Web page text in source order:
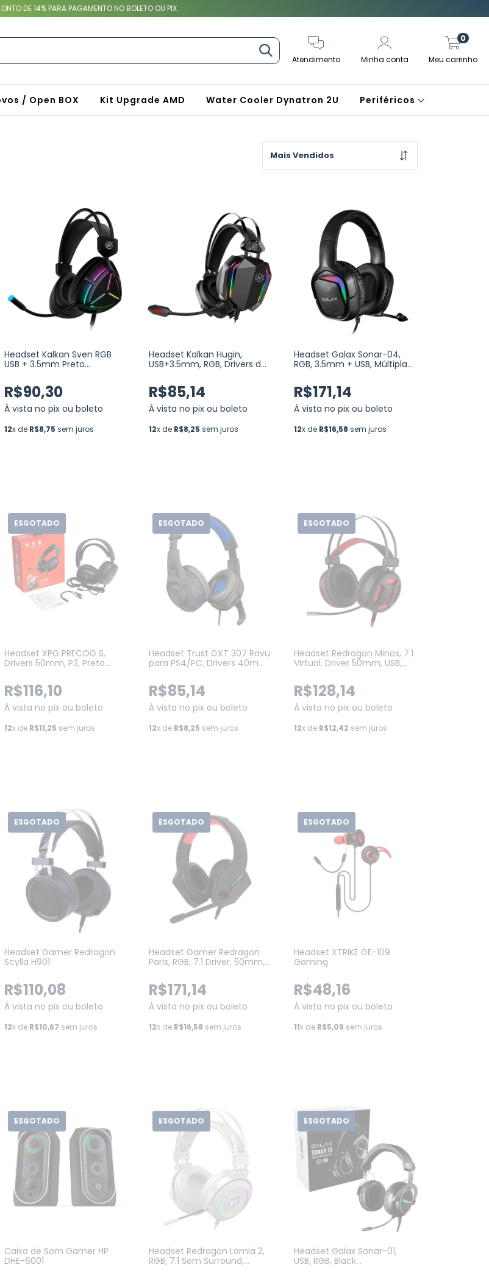
DE 14% PARA PAGAMENTO NO BOLETO OU PIX
Atendimento Minha conta Meu carrinho
0
/ Open BOX Kit Upgrade AMD Water Cooler Dynatron 2U Periféricos
Headset Kalkan Sven RGB
USB + 3.5mm Preto
R$90,30
Á vista no pix ou boleto
12x de R$8,75 sem juros
Headset Kalkan Hugin,
USB+3.5mm, RGB, Drivers de
R$85,14
Á vista no pix ou boleto
12x de R$8,25 sem juros
Headset Galax Sonar-04,
RGB, 3.5mm + USB, Múltiplas
(HGS045CSRGBB0)
R$171,14
Á vista no pix ou boleto
12x de R$16,58 sem juros
ESGOTADO
Headset XPG PRECOG S,
Drivers 50mm, P3, Preto
R$116,10
Á vista no pix ou boleto
12x de R$11,25 sem juros
ESGOTADO
Headset Trust GXT 307 Ravu
para PS4/PC, Drivers 40mm,
R$85,14
Á vista no pix ou boleto
12x de R$8,25 sem juros
ESGOTADO
Headset Redragon Minos, 7.1
Virtual, Driver 50mm, USB,
R$128,14
Á vista no pix ou boleto
12x de R$12,42 sem juros
ESGOTADO
Headset Gamer Redragon
Scylla H901
R$110,08
Á vista no pix ou boleto
12x de R$10,67 sem juros
ESGOTADO
Headset Gamer Redragon
Paris, RGB, 7.1 Driver, 50mm,
R$171,14
Á vista no pix ou boleto
12x de R$16,58 sem juros
ESGOTADO
Headset XTRIKE GE-109
Gaming
R$48,16
Á vista no pix ou boleto
11x de R$5,09 sem juros
ESGOTADO
Caixa de Som Gamer HP
DHE-6001
ESGOTADO
Headset Redragon Lamia 2,
RGB, 7.1 Som Surround,
ESGOTADO
Headset Galax Sonar-01,
USB, RGB, Black